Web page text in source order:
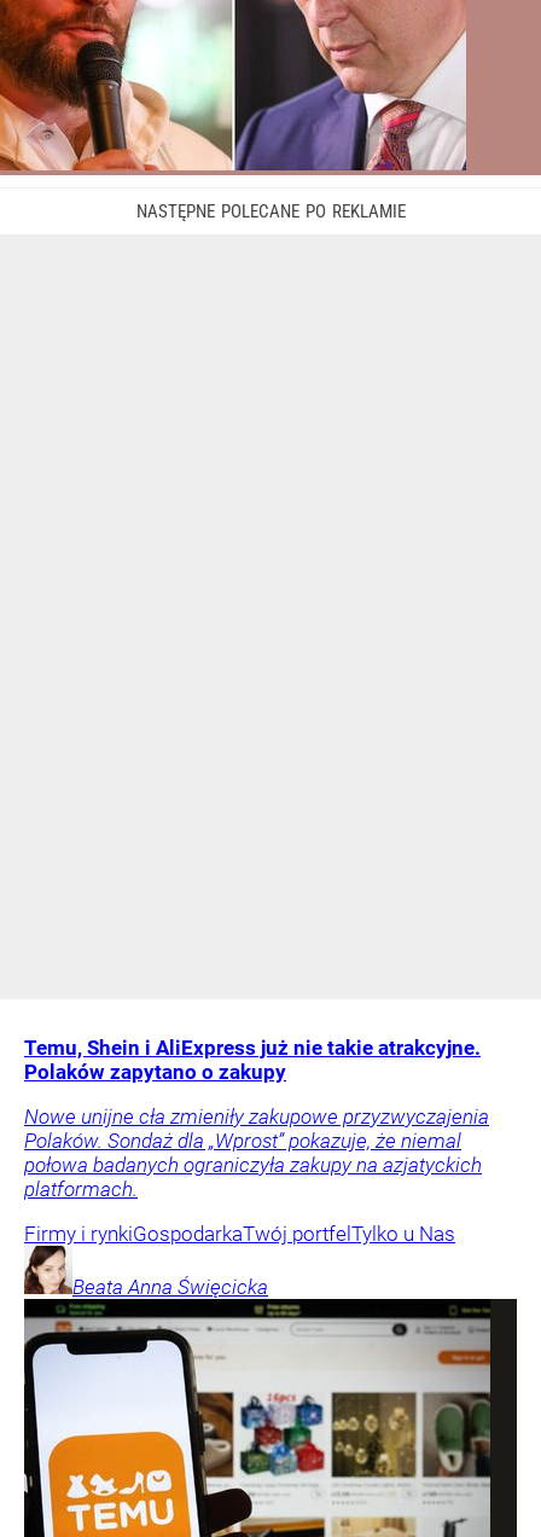
Temu, Shein i AliExpress już nie takie atrakcyjne.
Polaków zapytano o zakupy
Nowe unijne cła zmieniły zakupowe przyzwyczajenia
Polaków. Sondaż dla „Wprost” pokazuje, że niemal
połowa badanych ograniczyła zakupy na azjatyckich
platformach.
Firmy i rynkiGospodarkaTwój portfelTylko u Nas
Beata Anna Święcicka